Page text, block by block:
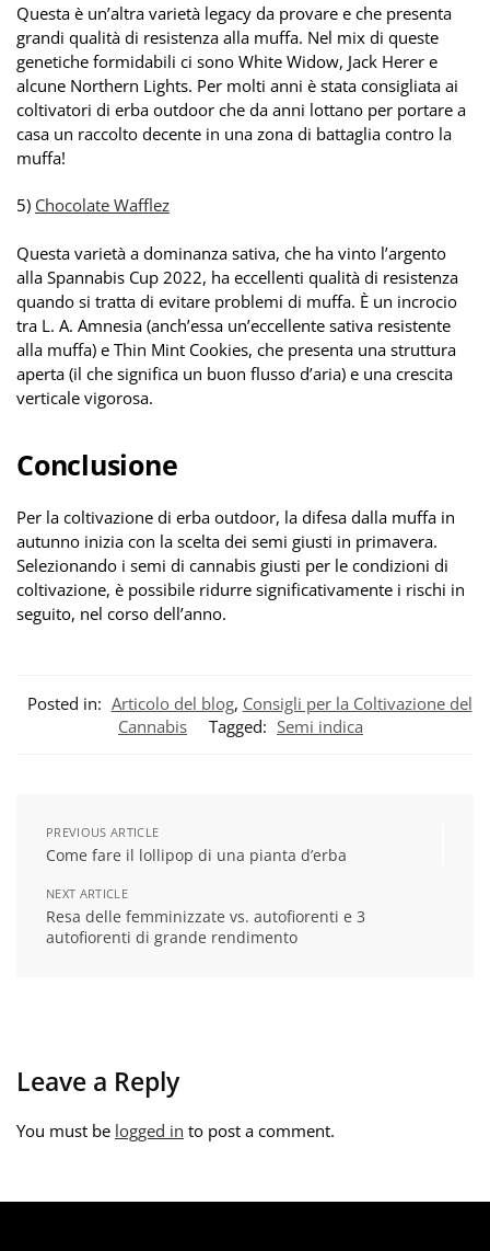
Questa è un’altra varietà legacy da provare e che presenta
grandi qualità di resistenza alla muffa. Nel mix di queste
genetiche formidabili ci sono White Widow, Jack Herer e
alcune Northern Lights. Per molti anni è stata consigliata ai
coltivatori di erba outdoor che da anni lottano per portare a
casa un raccolto decente in una zona di battaglia contro la
muffa!
5) Chocolate Wafflez
Questa varietà a dominanza sativa, che ha vinto l’argento
alla Spannabis Cup 2022, ha eccellenti qualità di resistenza
quando si tratta di evitare problemi di muffa. È un incrocio
tra L. A. Amnesia (anch’essa un’eccellente sativa resistente
alla muffa) e Thin Mint Cookies, che presenta una struttura
aperta (il che significa un buon flusso d’aria) e una crescita
verticale vigorosa.
Conclusione
Per la coltivazione di erba outdoor, la difesa dalla muffa in
autunno inizia con la scelta dei semi giusti in primavera.
Selezionando i semi di cannabis giusti per le condizioni di
coltivazione, è possibile ridurre significativamente i rischi in
seguito, nel corso dell’anno.
Posted in: Articolo del blog, Consigli per la Coltivazione del
Cannabis
Tagged: Semi indica
PREVIOUS ARTICLE
Come fare il lollipop di una pianta d’erba
NEXT ARTICLE
Resa delle femminizzate vs. autofiorenti e 3
autofiorenti di grande rendimento
Leave a Reply
You must be logged in to post a comment.